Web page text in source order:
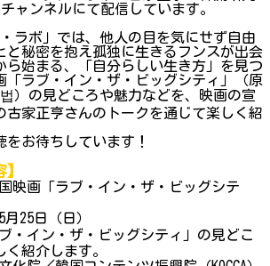
ャンネルにて配信しています。
ラボ」では、他人の目を気にせず自由
と秘密を抱え孤独に生きるフンスが出会
ら始まる、「自分らしい生き方」を見つ
「ラブ・イン・ザ・ビッグシティ」（原
）の見どころや魅力などを、映画の宣
古家正亨さんのトークを通じて楽しく紹
お待ちしています！
国映画「ラブ・イン・ザ・ビッグシテ
月25日（日）
・イン・ザ・ビッグシティ」の見どこ
紹介します。